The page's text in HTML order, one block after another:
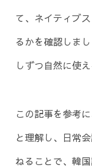
て、ネイティブ
るかを確認しま
しずつ自然に使
この記事を参考
と理解し、日常
ねることで、韓